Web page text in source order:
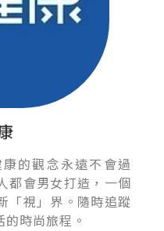
的觀念永遠不會過
都會男女打造，一個
「視」界。隨時追蹤
的時尚旅程。